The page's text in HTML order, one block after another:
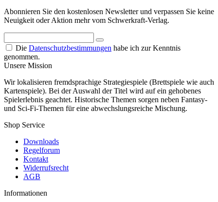
Abonnieren Sie den kostenlosen Newsletter und verpassen Sie keine
Neuigkeit oder Aktion mehr vom Schwerkraft-Verlag.
Die Datenschutzbestimmungen habe ich zur Kenntnis
genommen.
Unsere Mission
Wir lokalisieren fremdsprachige Strategiespiele (Brettspiele wie auch
Kartenspiele). Bei der Auswahl der Titel wird auf ein gehobenes
Spielerlebnis geachtet. Historische Themen sorgen neben Fantasy-
und Sci-Fi-Themen für eine abwechslungsreiche Mischung.
Shop Service
Downloads
Regelforum
Kontakt
Widerrufsrecht
AGB
Informationen